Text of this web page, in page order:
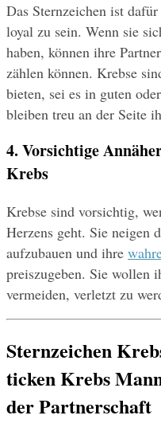
Das Sternzeichen ist
loyal zu sein. Wenn sie
haben, können ihre
zählen können. Krebse
bieten, sei es in guten
bleiben treu an der Seite
4. Vorsichtige
Krebs
Krebse sind vorsichtig,
Herzens geht. Sie neigen
aufzubauen und ihre
preiszugeben. Sie wollen
vermeiden, verletzt zu
Sternzeichen
ticken Krebs
der Partnerschaft